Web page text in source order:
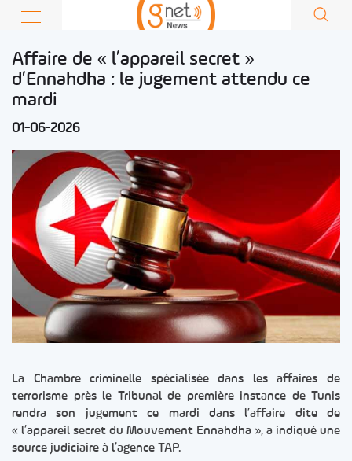
Affaire de « l’appareil secret »
d’Ennahdha : le jugement attendu ce
mardi
01-06-2026
La Chambre criminelle spécialisée dans les affaires de
terrorisme près le Tribunal de première instance de Tunis
rendra son jugement ce mardi dans l’affaire dite de
« l’appareil secret du Mouvement Ennahdha », a indiqué une
source judiciaire à l’agence TAP.